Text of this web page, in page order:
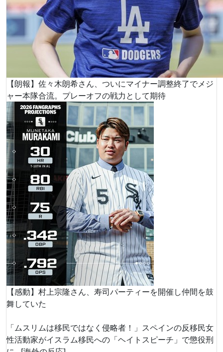
【朗報】佐々木朗希さん、ついにマイナー調整終了でメジ
ャー本隊合流。プレーオフの戦力として期待
【感動】村上宗隆さん、寿司パーティーを開催し仲間を鼓
舞していた
「ムスリムは移民ではなく侵略者！」スペインの反移民女
性活動家がイスラム移民への「ヘイトスピーチ」で懲役刑